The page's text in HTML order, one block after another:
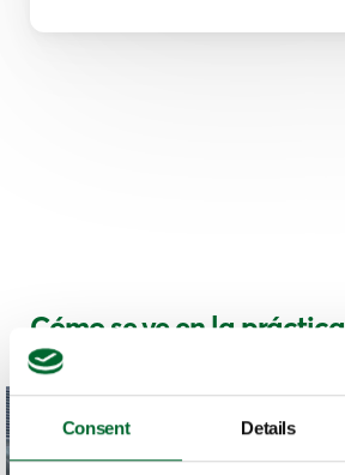
Consent Details
Cómo se ve en la práctica